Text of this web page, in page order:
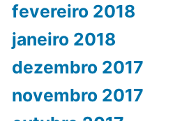
fevereiro 2018
janeiro 2018
dezembro 2017
novembro 2017